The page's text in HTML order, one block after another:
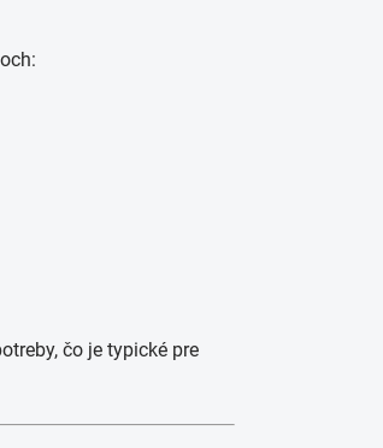
čo je typické pre